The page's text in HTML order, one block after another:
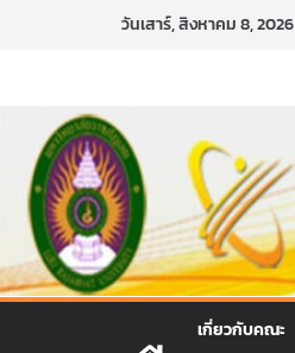
วันเสาร์, สิงหาคม 8, 2026
เกี่ยวกับคณะ